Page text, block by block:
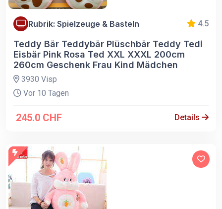
Rubrik: Spielzeuge & Basteln 4.5
Teddy Bär Teddybär Plüschbär Teddy Tedi
Eisbär Pink Rosa Ted XXL XXXL 200cm
260cm Geschenk Frau Kind Mädchen
3930 Visp
Vor 10 Tagen
245.0 CHF Details